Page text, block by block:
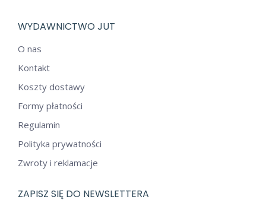
WYDAWNICTWO JUT
O nas
Kontakt
Koszty dostawy
Formy płatności
Regulamin
Polityka prywatności
Zwroty i reklamacje
ZAPISZ SIĘ DO NEWSLETTERA